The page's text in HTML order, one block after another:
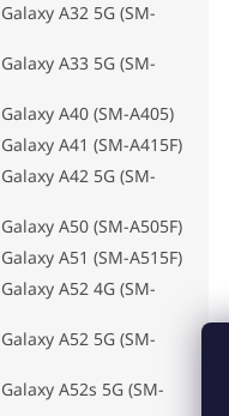
A32 5G (SM-
A33 5G (SM-
A40 (SM-A405)
A41 (SM-A415F)
A42 5G (SM-
A50 (SM-A505F)
A51 (SM-A515F)
A52 4G (SM-
A52 5G (SM-
A52s 5G (SM-